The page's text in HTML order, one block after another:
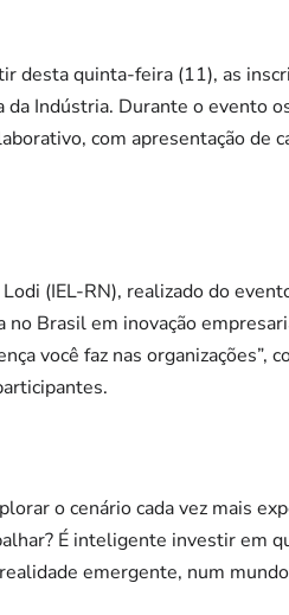
desta quinta-feira (11), as
da Indústria. Durante o evento
com apresentação de
(IEL-RN), realizado do
no Brasil em inovação
você faz nas
o cenário cada vez mais
É inteligente investir em
emergente, num